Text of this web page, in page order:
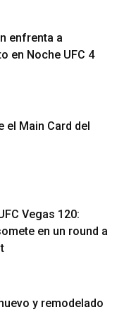
enfrenta a
en Noche UFC 4
el Main Card del
Vegas 120:
en un round a
y remodelado